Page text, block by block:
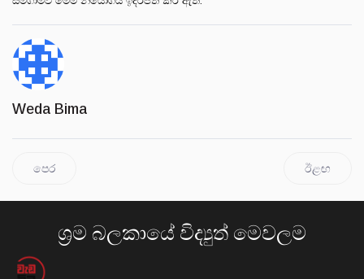
Weda Bima
පෙර ඊළඟ
ශ්‍රම බලකායේ විද්‍යුත් මෙවලම